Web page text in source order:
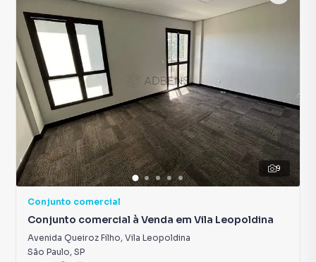
9
Conjunto comercial
Conjunto comercial à Venda em Vila Leopoldina
Avenida Queiroz Filho, Vila Leopoldina
São Paulo, SP